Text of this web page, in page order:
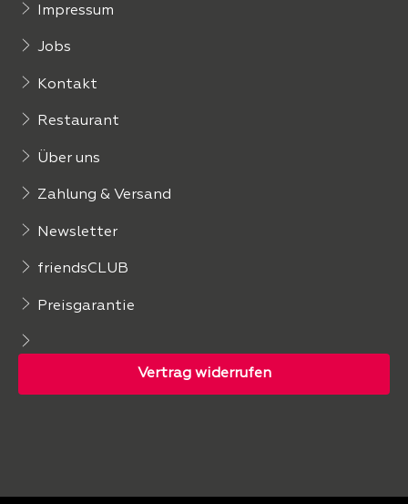
Impressum
Jobs
Kontakt
Restaurant
Über uns
Zahlung & Versand
Newsletter
friendsCLUB
Preisgarantie